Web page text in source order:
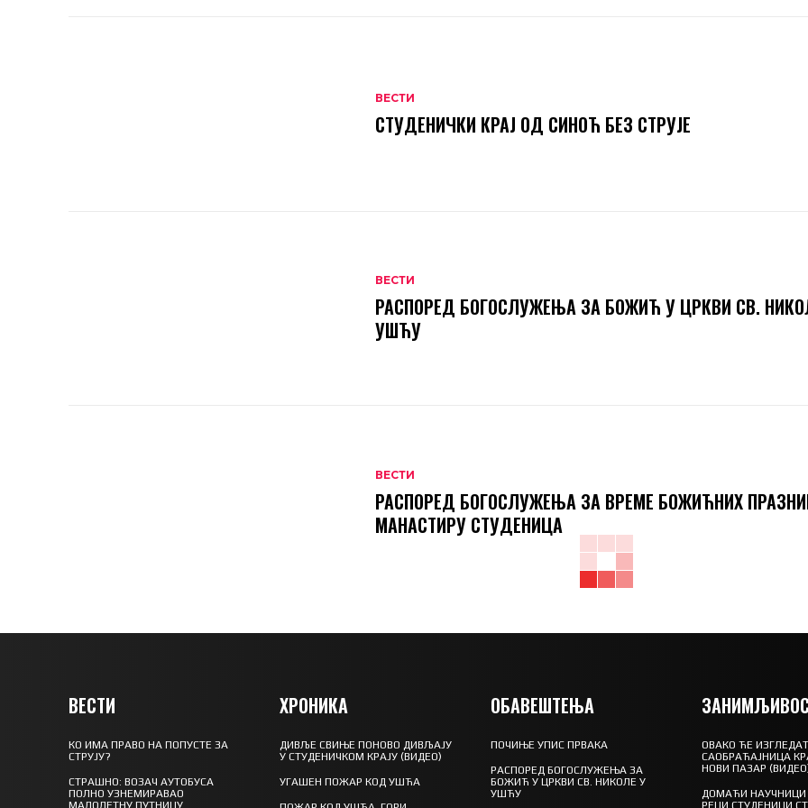
ВЕСТИ
СТУДЕНИЧКИ КРАЈ ОД СИНОЋ БЕЗ СТРУЈЕ
ВЕСТИ
РАСПОРЕД БОГОСЛУЖЕЊА ЗА БОЖИЋ У ЦРКВИ СВ.
УШЋУ
ВЕСТИ
РАСПОРЕД БОГОСЛУЖЕЊА ЗА ВРЕМЕ БОЖИЋНИХ
МАНАСТИРУ СТУДЕНИЦА
ВЕСТИ
КО ИМА ПРАВО НА ПОПУСТЕ ЗА
СТРУЈУ?
СТРАШНО: ВОЗАЧ АУТОБУСА
ПОЛНО УЗНЕМИРАВАО
МАЛОЛЕТНУ ПУТНИЦУ
ХРОНИКА
ДИВЉЕ СВИЊЕ ПОНОВО ДИВЉАЈУ
У СТУДЕНИЧКОМ КРАЈУ (ВИДЕО)
УГАШЕН ПОЖАР КОД УШЋА
ОБАВЕШТЕЊА
ПОЧИЊЕ УПИС ПРВАКА
РАСПОРЕД БОГОСЛУЖЕЊА ЗА
БОЖИЋ У ЦРКВИ СВ. НИКОЛЕ У
УШЋУ
ОВАКО ЋЕ
САОБРАЋАЈНИЦА
НОВИ ПАЗАР
ДОМАЋИ НАУЧНИЦИ
РЕЦИ СТУДЕНИЦИ